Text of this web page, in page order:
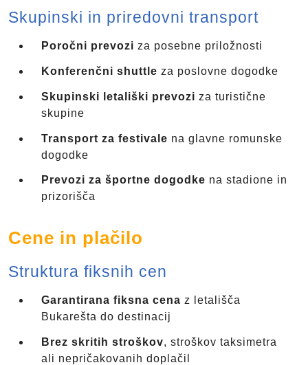
Skupinski in priredovni transport
Poročni prevozi za posebne priložnosti
Konferenčni shuttle za poslovne dogodke
Skupinski letališki prevozi za turistične
skupine
Transport za festivale na glavne romunske
dogodke
Prevozi za športne dogodke na stadione in
prizorišča
Cene in plačilo
Struktura fiksnih cen
Garantirana fiksna cena z letališča
Bukarešta do destinacij
Brez skritih stroškov, stroškov taksimetra
ali nepričakovanih doplačil